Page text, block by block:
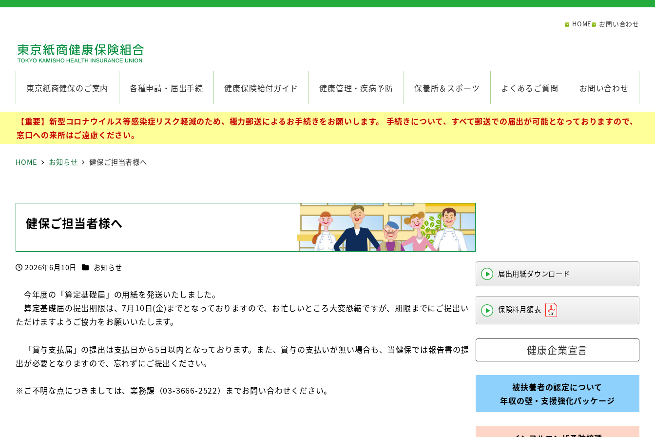
HOME お問い合わせ
東京紙商健保のご案内 各種申請・届出手続 健康保険給付ガイド 健康管理・疾病予防 保養所＆スポーツ よくあるご質問 お問い合わせ
【重要】新型コロナウイルス等感染症リスク軽減のため、極力郵送によるお手続きをお願いします。 手続きについて、すべて郵送での届出が可能となっておりますので、
窓口への来所はご遠慮ください。
HOME お知らせ 健保ご担当者様へ
健保ご担当者様へ
投稿日
2026年6月10日 カテゴリー
お知らせ
今年度の「算定基礎届」の用紙を発送いたしました。
算定基礎届の提出期限は、7月10日(金)までとなっておりますので、お忙しいところ大変恐縮ですが、期限までにご提出い
ただけますようご協力をお願いいたします。
「賞与支払届」の提出は支払日から5日以内となっております。また、賞与の支払いが無い場合も、当健保では報告書の提
出が必要となりますので、忘れずにご提出ください。
※ご不明な点につきましては、業務課（03-3666-2522）までお問い合わせください。
届出用紙ダウンロード
保険料月額表
健康企業宣言
被扶養者の認定について
年収の壁・支援強化パッケージ